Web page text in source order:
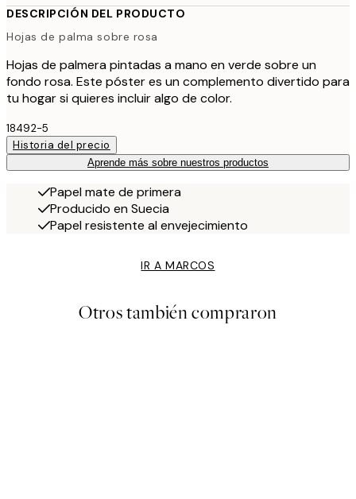
DESCRIPCIÓN DEL PRODUCTO
Hojas de palma sobre rosa
Hojas de palmera pintadas a mano en verde sobre un
fondo rosa. Este póster es un complemento divertido para
tu hogar si quieres incluir algo de color.
18492-5
Historia del precio
Aprende más sobre nuestros productos
Papel mate de primera
Producido en Suecia
Papel resistente al envejecimiento
IR A MARCOS
Otros también compraron